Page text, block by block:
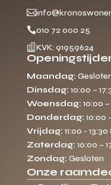

010 72 000 25
 KVK: 91959624
Maandag:
Dinsdag: 10:00 –
Woensdag: 10:00
Donderdag: 10:00
Vrijdag: 11:00 -
Zaterdag: 10:00 –
Zondag: Gesloten
Onze